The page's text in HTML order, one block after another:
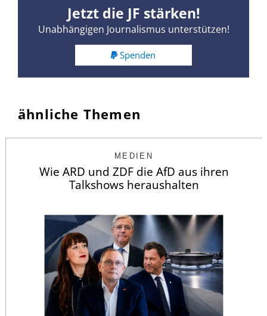
Jetzt die JF stärken!
Unabhängigen Journalismus unterstützen!
Spenden
ähnliche Themen
MEDIEN
Wie ARD und ZDF die AfD aus ihren
Talkshows heraushalten